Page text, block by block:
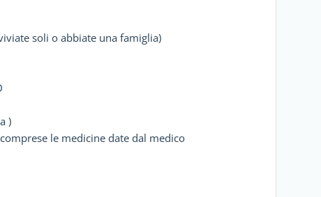
soli o abbiate una famiglia)
)
le medicine date dal medico